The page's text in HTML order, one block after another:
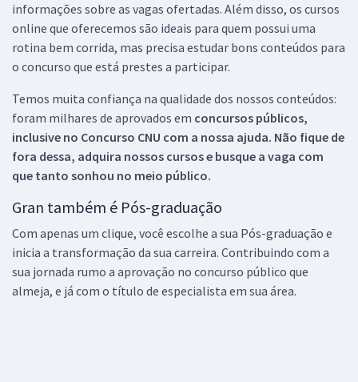
informações sobre as vagas ofertadas. Além disso, os cursos
online que oferecemos são ideais para quem possui uma
rotina bem corrida, mas precisa estudar bons conteúdos para
o concurso que está prestes a participar.
Temos muita confiança na qualidade dos nossos conteúdos:
foram milhares de aprovados em concursos públicos,
inclusive no Concurso CNU com a nossa ajuda. Não fique de
fora dessa, adquira nossos cursos e busque a vaga com
que tanto sonhou no meio público.
Gran também é Pós-graduação
Com apenas um clique, você escolhe a sua Pós-graduação e
inicia a transformação da sua carreira. Contribuindo com a
sua jornada rumo a aprovação no concurso público que
almeja, e já com o título de especialista em sua área.